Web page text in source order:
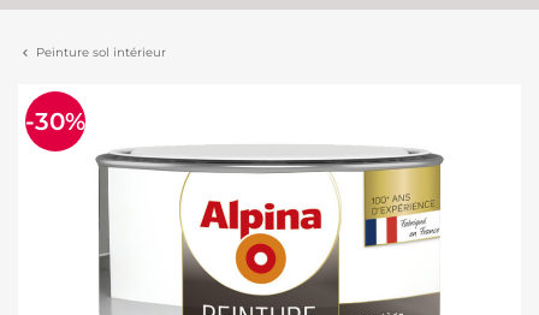
Peinture sol intérieur
-30%